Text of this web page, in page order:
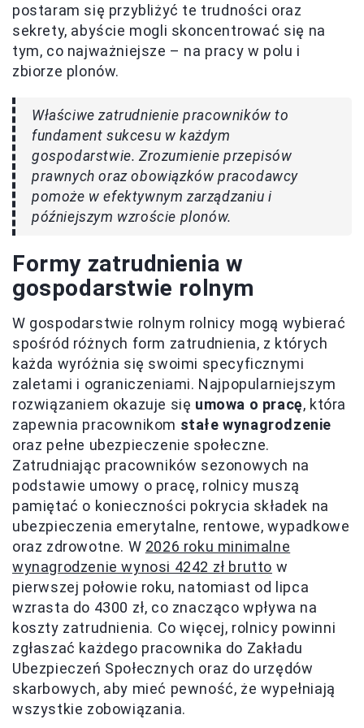
postaram się przybliżyć te trudności oraz
sekrety, abyście mogli skoncentrować się na
tym, co najważniejsze – na pracy w polu i
zbiorze plonów.
Właściwe zatrudnienie pracowników to
fundament sukcesu w każdym
gospodarstwie. Zrozumienie przepisów
prawnych oraz obowiązków pracodawcy
pomoże w efektywnym zarządzaniu i
późniejszym wzroście plonów.
Formy zatrudnienia w
gospodarstwie rolnym
W gospodarstwie rolnym rolnicy mogą wybierać
spośród różnych form zatrudnienia, z których
każda wyróżnia się swoimi specyficznymi
zaletami i ograniczeniami. Najpopularniejszym
rozwiązaniem okazuje się umowa o pracę, która
zapewnia pracownikom stałe wynagrodzenie
oraz pełne ubezpieczenie społeczne.
Zatrudniając pracowników sezonowych na
podstawie umowy o pracę, rolnicy muszą
pamiętać o konieczności pokrycia składek na
ubezpieczenia emerytalne, rentowe, wypadkowe
oraz zdrowotne. W 2026 roku minimalne
wynagrodzenie wynosi 4242 zł brutto w
pierwszej połowie roku, natomiast od lipca
wzrasta do 4300 zł, co znacząco wpływa na
koszty zatrudnienia. Co więcej, rolnicy powinni
zgłaszać każdego pracownika do Zakładu
Ubezpieczeń Społecznych oraz do urzędów
skarbowych, aby mieć pewność, że wypełniają
wszystkie zobowiązania.